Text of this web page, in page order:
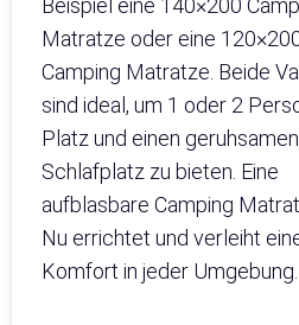
Beispiel eine 140×200
Matratze oder eine
Camping Matratze. Beide
sind ideal, um 1 oder 2
Platz und einen geruhsamen
Schlafplatz zu bieten. Eine
aufblasbare Camping
Nu errichtet und verleiht
Komfort in jeder Umgebung.